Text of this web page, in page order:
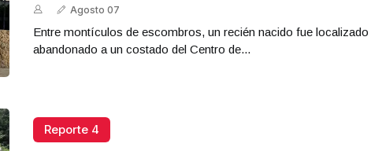
Agosto 07
Entre montículos de escombros, un recién nacido fue localizado
abandonado a un costado del Centro de...
Reporte 4